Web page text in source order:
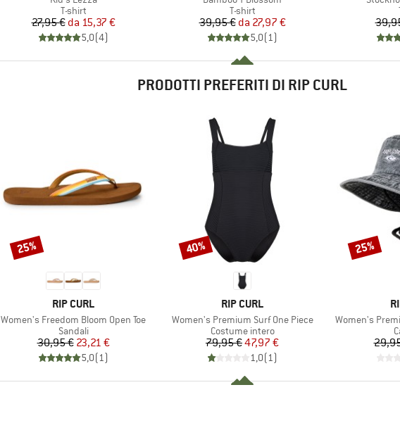
Gruppo di prodotti
T-shirt
Prezzo
27,95 € Prezzo ridotto
da 15,37 €
5,0(4)
Gruppo di prodotti
T-shirt
Prezzo
39,95 € Prezzo ridotto
da 27,97 €
5,0(1)
PRODOTTI PREFERITI DI RIP CURL
MARCHIO
RIP CURL
Articolo
Women's Freedom Bloom Open Toe
Gruppo di prodotti
Sandali
Prezzo
30,95 €Prezzo ridotto
23,21 €
5,0(1)
Sconto
25%
MARCHIO
RIP CURL
Articolo
Women's Premium Surf One Piece
Gruppo di prodotti
Costume intero
Prezzo
79,95 €Prezzo ridotto
47,97 €
1,0(1)
Sconto
40%
Articolo
Women's
Sconto
25%